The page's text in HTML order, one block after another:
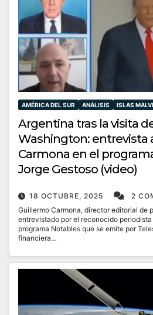
AMÉRICA DEL SUR ANÁLISIS ISLAS
Argentina tras la visita
Washington: entrevista
Carmona en el
Jorge Gestoso (video)
18 OCTUBRE, 2025
2
Guillermo Carmona, director editorial de
entrevistado por el reconocido
programa Notables que se emite por
financiera…